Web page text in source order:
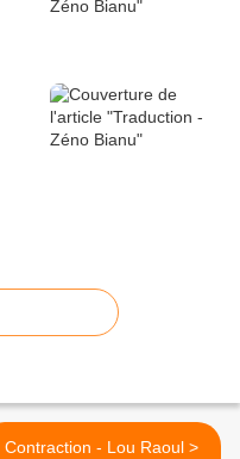
Contraction - Lou Raoul >